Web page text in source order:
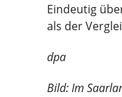
Eindeutig
als der
dpa
Bild: Im